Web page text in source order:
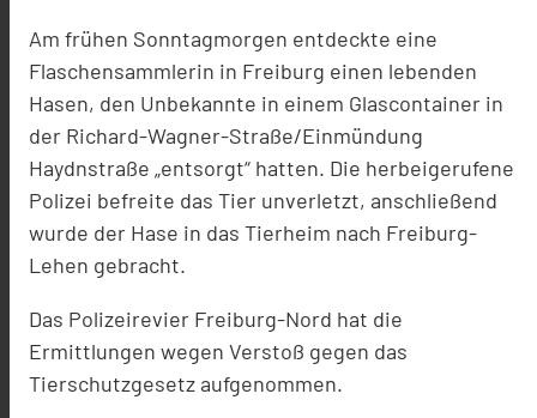
Am frühen Sonntagmorgen entdeckte eine
Flaschensammlerin in Freiburg einen lebenden
Hasen, den Unbekannte in einem Glascontainer in
der Richard-Wagner-Straße/Einmündung
Haydnstraße „entsorgt“ hatten. Die herbeigerufene
Polizei befreite das Tier unverletzt, anschließend
wurde der Hase in das Tierheim nach Freiburg-
Lehen gebracht.
Das Polizeirevier Freiburg-Nord hat die
Ermittlungen wegen Verstoß gegen das
Tierschutzgesetz aufgenommen.